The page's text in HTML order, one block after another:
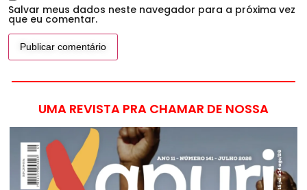
Salvar meus dados neste navegador para a próxima vez
que eu comentar.
UMA REVISTA PRA CHAMAR DE NOSSA